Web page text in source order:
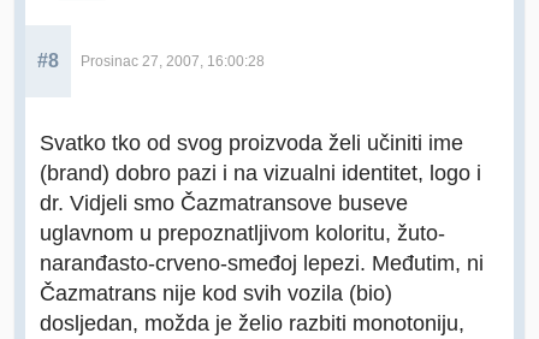
#8 Prosinac 27, 2007, 16:00:28
Svatko tko od svog proizvoda želi učiniti ime
(brand) dobro pazi i na vizualni identitet, logo i
dr. Vidjeli smo Čazmatransove buseve
uglavnom u prepoznatljivom koloritu, žuto-
naranđasto-crveno-smeđoj lepezi. Međutim, ni
Čazmatrans nije kod svih vozila (bio)
dosljedan, možda je želio razbiti monotoniju,